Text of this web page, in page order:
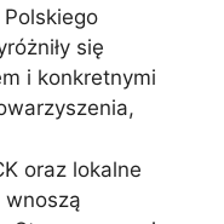
Polskiego
się
i konkretnymi
oraz lokalne
wnoszą